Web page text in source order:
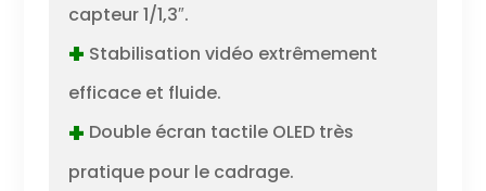
capteur 1/1,3″.
+ Stabilisation vidéo extrêmement
efficace et fluide.
+ Double écran tactile OLED très
pratique pour le cadrage.